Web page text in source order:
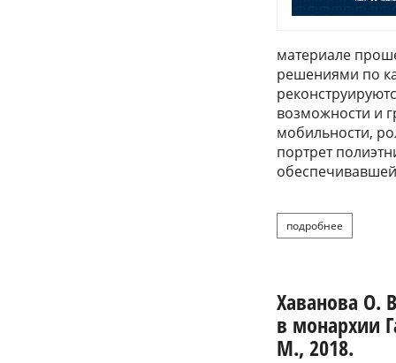
материале
решениями по
возможности и
мобильности,
портрет
подробнее
Хаванова О.
в монархии
М., 2018.